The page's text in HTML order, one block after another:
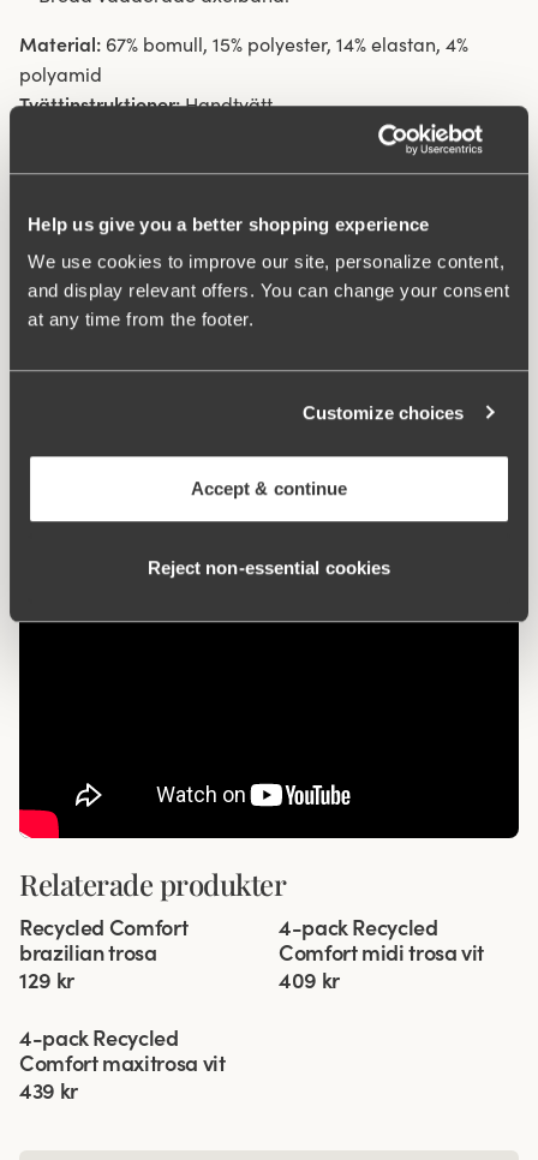
Help us give you a better shopping experience
We use cookies to improve our site, personalize content,
and display relevant offers. You can change your consent
at any time from the footer.
Customize choices
Accept & continue
Reject non‑essential cookies
Material: 67% bomull, 15% polyester, 14% elastan, 4%
polyamid
Tvättinstruktioner: Handtvätt
B-D 75-85 : 2st på höjden, B-D 90-105 &
Vad gör den så bekväm?
Ergo Front™
Relaterade produkter
4 för 3
Recycled Comfort
brazilian trosa
129 kr
4-pack Recycled
Comfort midi trosa vit
409 kr
4-pack Recycled
Comfort maxitrosa vit
439 kr